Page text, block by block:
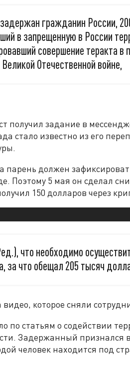
гражданин России,
в запрещенную в России
совершение теракта в
Отечественной войне,
получил задание в
стало известно из его
парень должен
Поэтому 5 мая он сделал
150 долларов через
что необходимо
за что обещал 205 тысяч
которое сняли
по статьям о содействии
Задержанный признался в
человек находится под